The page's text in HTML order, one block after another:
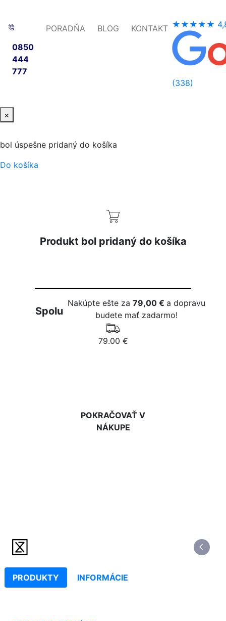
0850
444
777
PORADŇA BLOG KONTAKT ★★★★★
(338)
×
bol úspešne pridaný do košíka
Do košíka
Produkt bol pridaný do košíka
Spolu
Nakúpte ešte za79,00 €a dopravu
budete mať zadarmo!
79.00 €
POKRAČOVAŤ V
NÁKUPE
PRODUKTY INFORMÁCIE